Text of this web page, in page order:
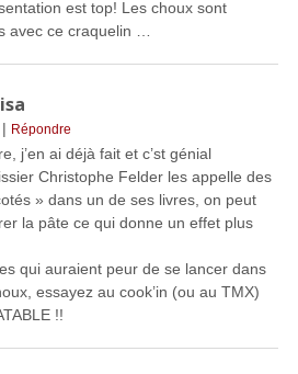
est top! Les choux sont
avec ce craquelin …
| Répondre
j’en ai déjà fait et c’st génial
Christophe Felder les appelle des
» dans un de ses livres, on peut
la pâte ce qui donne un effet plus
qui auraient peur de se lancer dans
essayez au cook’in (ou au TMX)
!!